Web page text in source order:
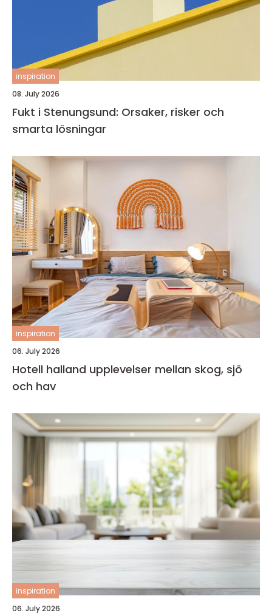
inspiration
08. July 2026
Fukt i Stenungsund: Orsaker, risker och
smarta lösningar
inspiration
06. July 2026
Hotell halland upplevelser mellan skog, sjö
och hav
inspiration
06. July 2026